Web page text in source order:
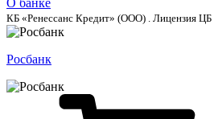
КБ «Ренессанс Кредит» (ООО) . Лицензия
Росбанк